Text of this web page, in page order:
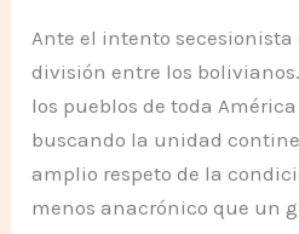
Ante el intento secesionista
división entre los
los pueblos de toda
buscando la unidad
amplio respeto de la
menos anacrónico que un